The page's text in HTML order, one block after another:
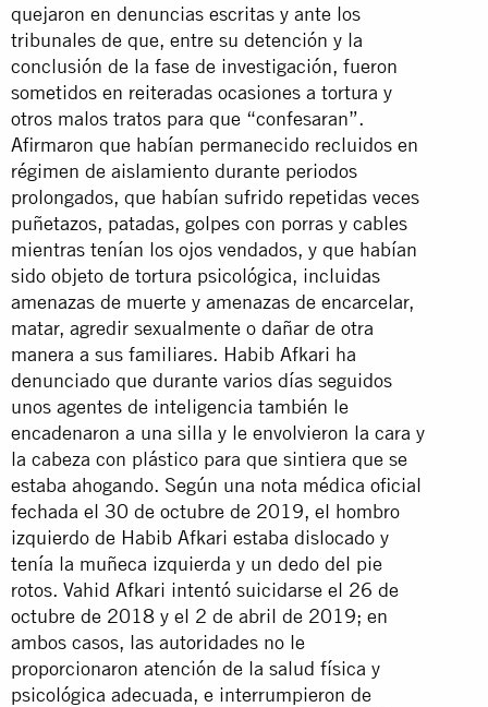
quejaron en denuncias escritas y ante los
tribunales de que, entre su detención y la
conclusión de la fase de investigación, fueron
sometidos en reiteradas ocasiones a tortura y
otros malos tratos para que “confesaran”.
Afirmaron que habían permanecido recluidos en
régimen de aislamiento durante periodos
prolongados, que habían sufrido repetidas veces
puñetazos, patadas, golpes con porras y cables
mientras tenían los ojos vendados, y que habían
sido objeto de tortura psicológica, incluidas
amenazas de muerte y amenazas de encarcelar,
matar, agredir sexualmente o dañar de otra
manera a sus familiares. Habib Afkari ha
denunciado que durante varios días seguidos
unos agentes de inteligencia también le
encadenaron a una silla y le envolvieron la cara y
la cabeza con plástico para que sintiera que se
estaba ahogando. Según una nota médica oficial
fechada el 30 de octubre de 2019, el hombro
izquierdo de Habib Afkari estaba dislocado y
tenía la muñeca izquierda y un dedo del pie
rotos. Vahid Afkari intentó suicidarse el 26 de
octubre de 2018 y el 2 de abril de 2019; en
ambos casos, las autoridades no le
proporcionaron atención de la salud física y
psicológica adecuada, e interrumpieron de